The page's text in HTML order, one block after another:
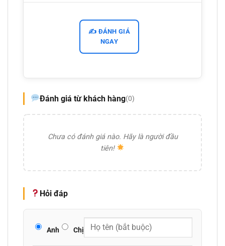
✍️ ĐÁNH GIÁ
NGAY
Đánh giá từ khách hàng(0)
Chưa có đánh giá nào. Hãy là người đầu
tiên!
Hỏi đáp
Anh Chị